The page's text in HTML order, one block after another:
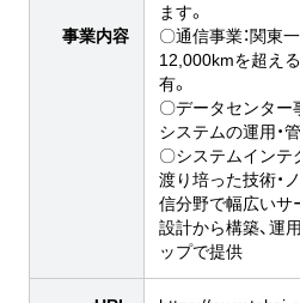
事業内容
ます。
〇通信事業：関東
12,000kmを超え
有。
〇データセンター
システムの運用・管
〇システムインテ
渡り培った技術・
信分野で幅広いサ
設計から構築、運
ップで提供